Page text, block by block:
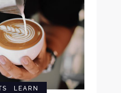
LEARN